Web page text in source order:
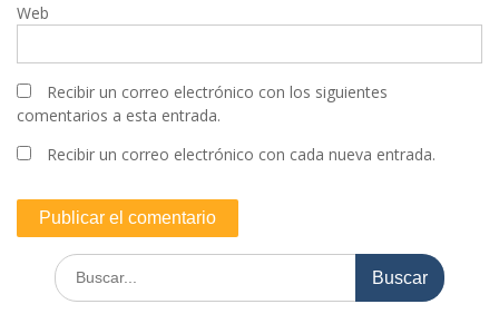
Web
Recibir un correo electrónico con los siguientes
comentarios a esta entrada.
Recibir un correo electrónico con cada nueva entrada.
Buscar: